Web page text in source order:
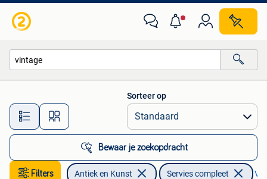
Alle afstanden…
Sorteer op
Bewaar je zoekopdracht
Filters Antiek en Kunst Servies compleet